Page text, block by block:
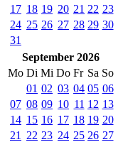
17 18 19 20 21 22 23
24 25 26 27 28 29 30
31
September 2026
Mo Di Mi Do Fr Sa So
01 02 03 04 05 06
07 08 09 10 11 12 13
14 15 16 17 18 19 20
21
22 23 24 25 26 27